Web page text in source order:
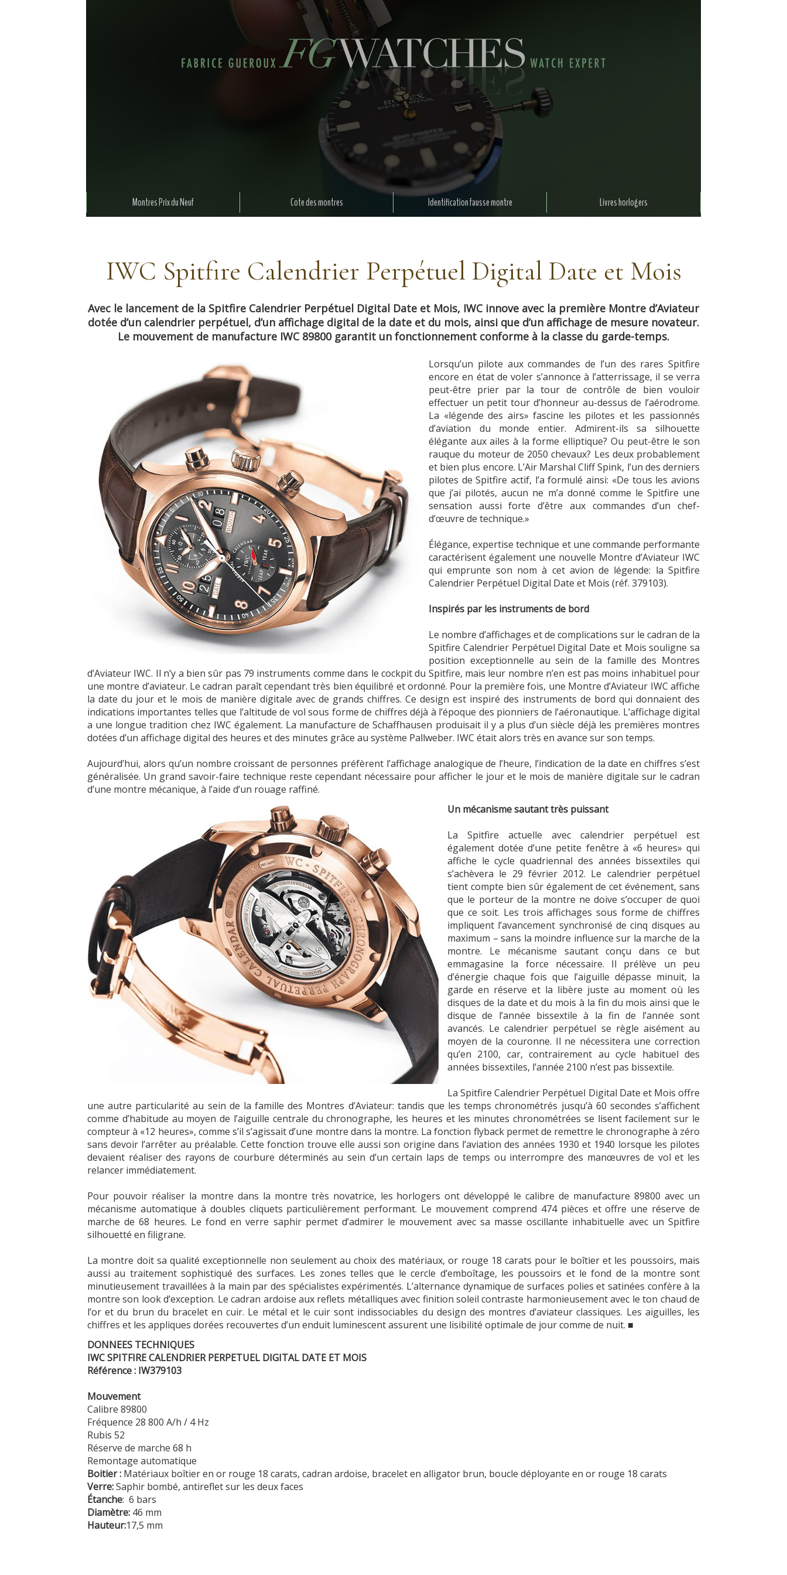
Montres Prix du Neuf Cote des montres Identification fausse montre Livres horlogers
IWC Spitfire Calendrier Perpétuel Digital Date et Mois
Avec le lancement de la Spitfire Calendrier Perpétuel Digital Date et Mois, IWC innove avec la première Montre d’Aviateur
dotée d’un calendrier perpétuel, d’un affichage digital de la date et du mois, ainsi que d’un affichage de mesure novateur.
Le mouvement de manufacture IWC 89800 garantit un fonctionnement conforme à la classe du garde-temps.
Lorsqu’un pilote aux commandes de l’un des rares Spitfire
encore en état de voler s’annonce à l’atterrissage, il se verra
peut-être prier par la tour de contrôle de bien vouloir
effectuer un petit tour d’honneur au-dessus de l’aérodrome.
La «légende des airs» fascine les pilotes et les passionnés
d’aviation du monde entier. Admirent-ils sa silhouette
élégante aux ailes à la forme elliptique? Ou peut-être le son
rauque du moteur de 2050 chevaux? Les deux probablement
et bien plus encore. L’Air Marshal Cliff Spink, l’un des derniers
pilotes de Spitfire actif, l’a formulé ainsi: «De tous les avions
que j’ai pilotés, aucun ne m’a donné comme le Spitfire une
sensation aussi forte d’être aux commandes d’un chef-
d’œuvre de technique.»
Élégance, expertise technique et une commande performante
caractérisent également une nouvelle Montre d’Aviateur IWC
qui emprunte son nom à cet avion de légende: la Spitfire
Calendrier Perpétuel Digital Date et Mois (réf. 379103).
Inspirés par les instruments de bord
Le nombre d’affichages et de complications sur le cadran de la
Spitfire Calendrier Perpétuel Digital Date et Mois souligne sa
position exceptionnelle au sein de la famille des Montres
d’Aviateur IWC. Il n’y a bien sûr pas 79 instruments comme dans le cockpit du Spitfire, mais leur nombre n’en est pas moins inhabituel pour
une montre d’aviateur. Le cadran paraît cependant très bien équilibré et ordonné. Pour la première fois, une Montre d’Aviateur IWC affiche
la date du jour et le mois de manière digitale avec de grands chiffres. Ce design est inspiré des instruments de bord qui donnaient des
indications importantes telles que l’altitude de vol sous forme de chiffres déjà à l’époque des pionniers de l’aéronautique. L’affichage digital
a une longue tradition chez IWC également. La manufacture de Schaffhausen produisait il y a plus d’un siècle déjà les premières montres
dotées d’un affichage digital des heures et des minutes grâce au système Pallweber. IWC était alors très en avance sur son temps.
Aujourd’hui, alors qu’un nombre croissant de personnes préfèrent l’affichage analogique de l’heure, l’indication de la date en chiffres s’est
généralisée. Un grand savoir-faire technique reste cependant nécessaire pour afficher le jour et le mois de manière digitale sur le cadran
d’une montre mécanique, à l’aide d’un rouage raffiné.
Un mécanisme sautant très puissant
La Spitfire actuelle avec calendrier perpétuel est
également dotée d’une petite fenêtre à «6 heures» qui
affiche le cycle quadriennal des années bissextiles qui
s’achèvera le 29 février 2012. Le calendrier perpétuel
tient compte bien sûr également de cet événement, sans
que le porteur de la montre ne doive s’occuper de quoi
que ce soit. Les trois affichages sous forme de chiffres
impliquent l’avancement synchronisé de cinq disques au
maximum – sans la moindre influence sur la marche de la
montre. Le mécanisme sautant conçu dans ce but
emmagasine la force nécessaire. Il prélève un peu
d’énergie chaque fois que l’aiguille dépasse minuit, la
garde en réserve et la libère juste au moment où les
disques de la date et du mois à la fin du mois ainsi que le
disque de l’année bissextile à la fin de l’année sont
avancés. Le calendrier perpétuel se règle aisément au
moyen de la couronne. Il ne nécessitera une correction
qu’en 2100, car, contrairement au cycle habituel des
années bissextiles, l’année 2100 n’est pas bissextile.
La Spitfire Calendrier Perpétuel Digital Date et Mois offre
une autre particularité au sein de la famille des Montres d’Aviateur: tandis que les temps chronométrés jusqu’à 60 secondes s’affichent
comme d’habitude au moyen de l’aiguille centrale du chronographe, les heures et les minutes chronométrées se lisent facilement sur le
compteur à «12 heures», comme s’il s’agissait d’une montre dans la montre. La fonction flyback permet de remettre le chronographe à zéro
sans devoir l’arrêter au préalable. Cette fonction trouve elle aussi son origine dans l’aviation des années 1930 et 1940 lorsque les pilotes
devaient réaliser des rayons de courbure déterminés au sein d’un certain laps de temps ou interrompre des manœuvres de vol et les
relancer immédiatement.
Pour pouvoir réaliser la montre dans la montre très novatrice, les horlogers ont développé le calibre de manufacture 89800 avec un
mécanisme automatique à doubles cliquets particulièrement performant. Le mouvement comprend 474 pièces et offre une réserve de
marche de 68 heures. Le fond en verre saphir permet d’admirer le mouvement avec sa masse oscillante inhabituelle avec un Spitfire
silhouetté en filigrane.
La montre doit sa qualité exceptionnelle non seulement au choix des matériaux, or rouge 18 carats pour le boîtier et les poussoirs, mais
aussi au traitement sophistiqué des surfaces. Les zones telles que le cercle d’emboîtage, les poussoirs et le fond de la montre sont
minutieusement travaillées à la main par des spécialistes expérimentés. L’alternance dynamique de surfaces polies et satinées confère à la
montre son look d’exception. Le cadran ardoise aux reflets métalliques avec finition soleil contraste harmonieusement avec le ton chaud de
l’or et du brun du bracelet en cuir. Le métal et le cuir sont indissociables du design des montres d’aviateur classiques. Les aiguilles, les
chiffres et les appliques dorées recouvertes d’un enduit luminescent assurent une lisibilité optimale de jour comme de nuit. ■
DONNEES TECHNIQUES
IWC SPITFIRE CALENDRIER PERPETUEL DIGITAL DATE ET MOIS
Référence : IW379103
Mouvement
Calibre 89800
Fréquence 28 800 A/h / 4 Hz
Rubis 52
Réserve de marche 68 h
Remontage automatique
Boitier : Matériaux boîtier en or rouge 18 carats, cadran ardoise, bracelet en alligator brun, boucle déployante en or rouge 18 carats
Verre:Saphir bombé, antireflet sur les deux faces
Étanche: 6 bars
Diamètre: 46 mm
Hauteur:17,5 mm